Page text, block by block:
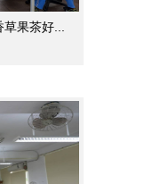
果茶好...